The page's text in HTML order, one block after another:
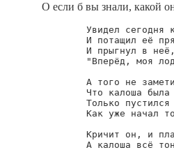
О если б вы знали, какой
Увидел сегодня
И потащил её
И прыгнул в
"Вперёд, моя
А того не
Что калоша была
Только пустился
Как уже начал
Кричит он, и
А калоша всё